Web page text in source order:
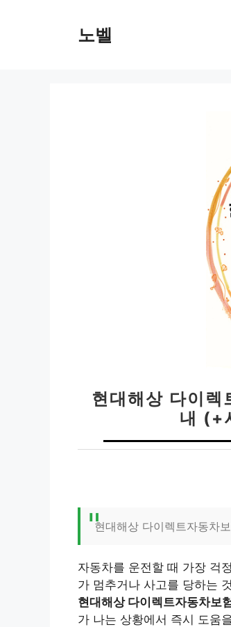
노벨
현대해상 다이
내 (+
현대해상 다이렉트자동차
자동차를 운전할 때 가장 걱
가 멈추거나 사고를 당하는
현대해상 다이렉트자동차보
가 나는 상황에서 즉시 도움